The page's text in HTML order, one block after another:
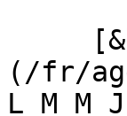
(/fr/
L M M